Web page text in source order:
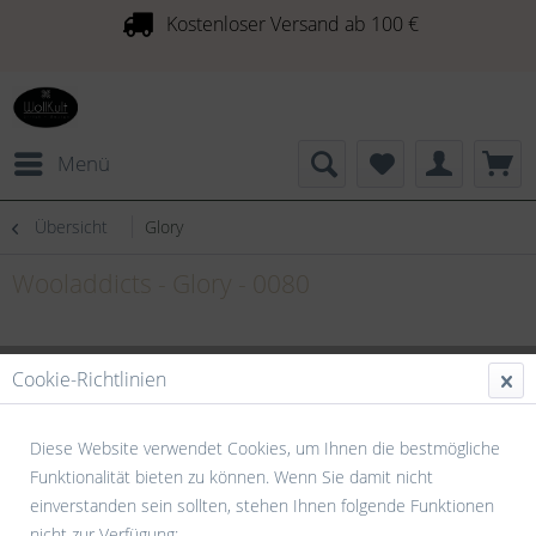
Kostenloser Versand ab 100 €
Menü
Übersicht Glory
Cookie-Richtlinien
Diese Website verwendet Cookies, um Ihnen die bestmögliche
Funktionalität bieten zu können. Wenn Sie damit nicht
einverstanden sein sollten, stehen Ihnen folgende Funktionen